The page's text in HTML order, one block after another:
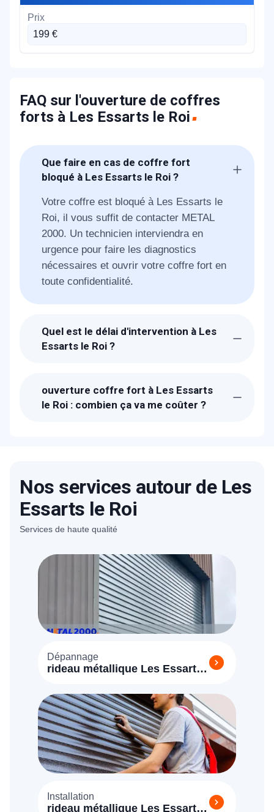
199 €
FAQ sur l'ouverture de coffres
forts à Les Essarts le Roi
Que faire en cas de coffre fort
bloqué à Les Essarts le Roi ?
Votre coffre est bloqué à Les Essarts le
Roi, il vous suffit de contacter METAL
2000. Un technicien interviendra en
urgence pour faire les diagnostics
nécessaires et ouvrir votre coffre fort en
toute confidentialité.
Quel est le délai d'intervention à Les
Essarts le Roi ?
Les Essarts le Roi dans l'heure pour vous
ouvrir votre coffre fort.
ouverture coffre fort à Les Essarts
le Roi : combien ça va me coûter ?
estimé la charge du travail nécessaire et
la technique qui sera suivi.
Nos services autour de Les
Essarts le Roi
Services de haute qualité
Dépannage
rideau métallique Les Essarts-
Installation
rideau métallique Les Essarts